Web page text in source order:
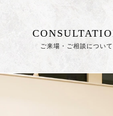
ご来場・ご相談について